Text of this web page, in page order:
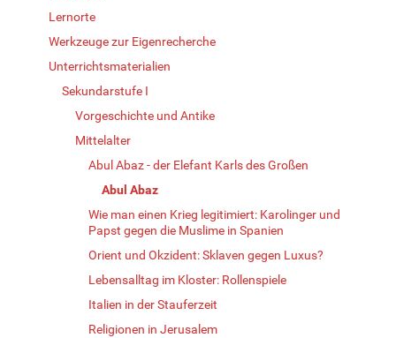
Lernorte
Werkzeuge zur Eigenrecherche
Unterrichtsmaterialien
Sekundarstufe I
Vorgeschichte und Antike
Mittelalter
Abul Abaz - der Elefant Karls des Großen
Abul Abaz
Wie man einen Krieg legitimiert: Karolinger und
Papst gegen die Muslime in Spanien
Orient und Okzident: Sklaven gegen Luxus?
Lebensalltag im Kloster: Rollenspiele
Italien in der Stauferzeit
Religionen in Jerusalem